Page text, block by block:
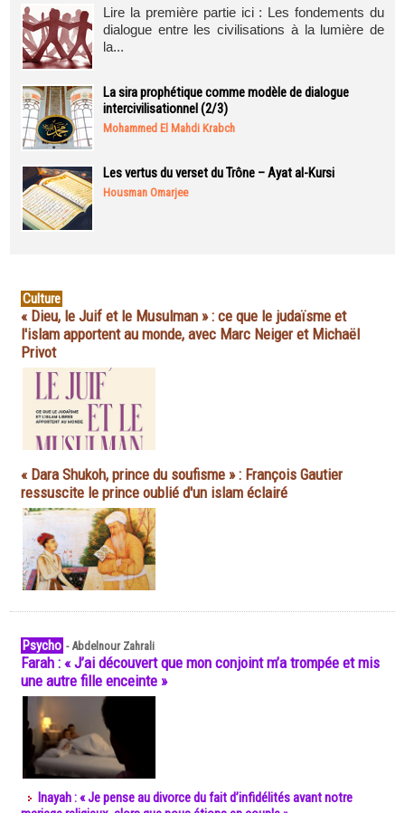
Lire la première partie ici : Les fondements du
dialogue entre les civilisations à la lumière de
la...
La sira prophétique comme modèle de dialogue
intercivilisationnel (2/3)
Mohammed El Mahdi Krabch
Les vertus du verset du Trône – Ayat al-Kursi
Housman Omarjee
Culture
« Dieu, le Juif et le Musulman » : ce que le judaïsme et
l'islam apportent au monde, avec Marc Neiger et Michaël
Privot
« Dara Shukoh, prince du soufisme » : François Gautier
ressuscite le prince oublié d'un islam éclairé
Psycho -Abdelnour Zahrali
Farah : « J’ai découvert que mon conjoint m’a trompée et mis
une autre fille enceinte »
Inayah : « Je pense au divorce du fait d’infidélités avant notre